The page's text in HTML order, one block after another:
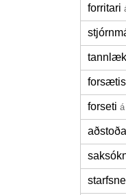
forritari
forseti